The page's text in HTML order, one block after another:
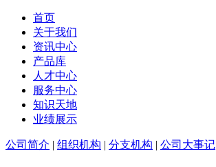
首页
关于我们
资讯中心
产品库
人才中心
服务中心
知识天地
业绩展示
公司简介 | 组织机构 | 分支机构 | 公司大事记